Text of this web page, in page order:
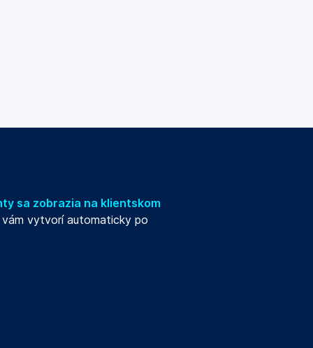
sa zobrazia na klientskom
vytvorí automaticky po